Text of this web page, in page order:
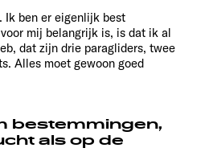
Ik ben er eigenlijk best
mij belangrijk is, is dat ik al
dat zijn drie paragliders, twee
Alles moet gewoon goed
bestemmingen,
als op de